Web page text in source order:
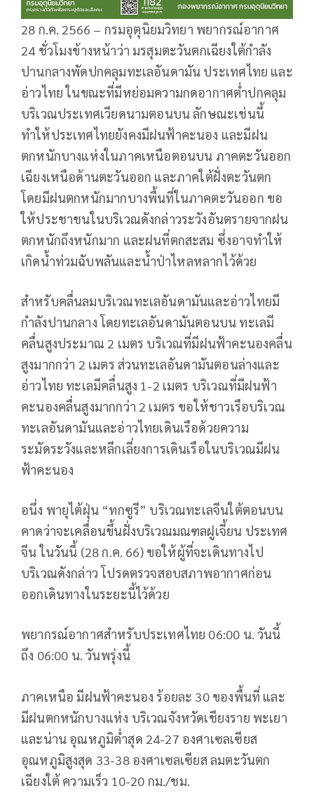
28 ก.ค. 2566 – กรมอุตุนิยมวิทยา พยากรณ์อากาศ
24 ชั่วโมงข้างหน้าว่า มรสุมตะวันตกเฉียงใต้กำลัง
ปานกลางพัดปกคลุมทะเลอันดามัน ประเทศไทย และ
อ่าวไทย ในขณะที่มีหย่อมความกดอากาศต่ำปกคลุม
บริเวณประเทศเวียดนามตอนบน ลักษณะเช่นนี้
ทำให้ประเทศไทยยังคงมีฝนฟ้าคะนอง และมีฝน
ตกหนักบางแห่งในภาคเหนือตอนบน ภาคตะวันออก
เฉียงเหนือด้านตะวันออก และภาคใต้ฝั่งตะวันตก
โดยมีฝนตกหนักมากบางพื้นที่ในภาคตะวันออก ขอ
ให้ประชาชนในบริเวณดังกล่าวระวังอันตรายจากฝน
ตกหนักถึงหนักมาก และฝนที่ตกสะสม ซึ่งอาจทำให้
เกิดน้ำท่วมฉับพลันและน้ำป่าไหลหลากไว้ด้วย
สำหรับคลื่นลมบริเวณทะเลอันดามันและอ่าวไทยมี
กำลังปานกลาง โดยทะเลอันดามันตอนบน ทะเลมี
คลื่นสูงประมาณ 2 เมตร บริเวณที่มีฝนฟ้าคะนองคลื่น
สูงมากกว่า 2 เมตร ส่วนทะเลอันดามันตอนล่างและ
อ่าวไทย ทะเลมีคลื่นสูง 1-2 เมตร บริเวณที่มีฝนฟ้า
คะนองคลื่นสูงมากกว่า 2 เมตร ขอให้ชาวเรือบริเวณ
ทะเลอันดามันและอ่าวไทยเดินเรือด้วยความ
ระมัดระวังและหลีกเลี่ยงการเดินเรือในบริเวณมีฝน
ฟ้าคะนอง
อนึ่ง พายุไต้ฝุ่น “ทกซูรี” บริเวณทะเลจีนใต้ตอนบน
คาดว่าจะเคลื่อนขึ้นฝั่งบริเวณมณฑลฝูเจี้ยน ประเทศ
จีน ในวันนี้ (28 ก.ค. 66) ขอให้ผู้ที่จะเดินทางไป
บริเวณดังกล่าว โปรดตรวจสอบสภาพอากาศก่อน
ออกเดินทางในระยะนี้ไว้ด้วย
พยากรณ์อากาศสำหรับประเทศไทย 06:00 น. วันนี้
ถึง 06:00 น. วันพรุ่งนี้
ภาคเหนือ มีฝนฟ้าคะนอง ร้อยละ 30 ของพื้นที่ และ
มีฝนตกหนักบางแห่ง บริเวณจังหวัดเชียงราย พะเยา
และน่าน อุณหภูมิต่ำสุด 24-27 องศาเซลเซียส
อุณหภูมิสูงสุด 33-38 องศาเซลเซียส ลมตะวันตก
เฉียงใต้ ความเร็ว 10-20 กม./ชม.